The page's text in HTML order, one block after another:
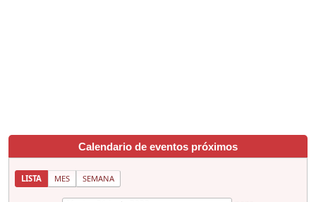
Calendario de eventos próximos
LISTA MES SEMANA